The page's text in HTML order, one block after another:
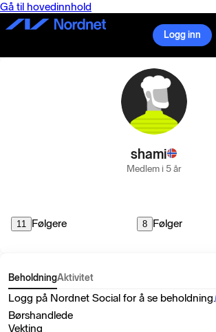
Gå til hovedinnhold
Logg inn
shami
Medlem i 5 år
11 Følgere 8 Følger
BeholdningAktivitet
Logg på Nordnet Social for å se beholdning.
Børshandlede
Vekting